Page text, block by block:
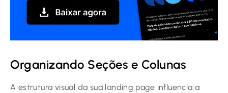
Organizando Seções e Colunas
A estrutura visual da sua landing page influencia a